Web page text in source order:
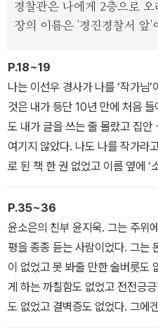
으로 한 소설 집필에 속도를 낸다
게 만들었던 이야기, 잃어버려진
경찰관은 나에게 2층으로
장의 이름은 '경진경찰서 앞'
P.18~19
나는 이선우 경사가 나를 ‘작가님
것은 내가 등단 10년 만에 처음
도 내가 글을 쓰는 줄 몰랐고 집안
여기지 않았다. 나도 나를 작가라
로 된 책 한 권 없었고 이름 옆에 ‘
포털 사이트에서 검색조차 되지
돼 있지 않았고 단편소설을 매해
도 회신을 받아본 적이 없었다.
나는 10년째 병에 걸려 있었다.
주에, 아무도 나를 알아주지 않는
이 모든 게 한 방에 해결될 수 있
P.35~36
윤소은의 친부 윤지욱. 그는 주위
평을 종종 듣는 사람이었다. 그는
이 없었고 못 봐줄 만한 술버릇도
게 하는 까칠함도 없었고 전전긍
도 없었고 결벽증도 없었다. 그에
없는 것은 성욕이었다.